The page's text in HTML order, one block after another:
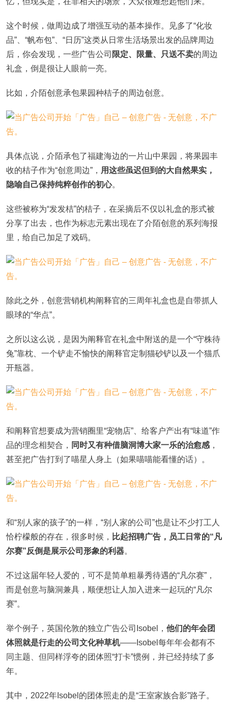
这个时候，做周边成了增强互动的基本操作。见多了“化妆
品”、“帆布包”、“日历”这类从日常生活场景出发的品牌周边
后，你会发现，一些广告公司 限定、限量、只送不卖的周边
礼盒，倒是很让人眼前一亮。
比如，介陌创意承包果园种桔子的周边创意。
具体点说，介陌承包了福建海边的一片山中果园，将果园丰
收的桔子作为“创意周边”， 用这些虽迟但到的大自然果实，
隐喻自己保持纯粹创作的初心。
这些被称为“发发桔”的桔子，在采摘后不仅以礼盒的形式被
分享了出去，也作为标志元素出现在了介陌创意的系列海报
里，给自己加足了戏码。
除此之外，创意营销机构阐释官的三周年礼盒也是自带抓人
眼球的“华点”。
之所以这么说，是因为阐释官在礼盒中附送的是一个“守株待
兔”靠枕、一个铲走不愉快的阐释官定制猫砂铲以及一个猫爪
开瓶器。
和阐释官想要成为营销圈里“宠物店”、给客户产出有“味道”作
品的理念相契合， 同时又有种借脑洞博大家一乐的治愈感 ，
甚至把广告打到了喵星人身上（如果喵喵能看懂的话）。
和“别人家的孩子”的一样，“别人家的公司”也是让不少打工人
恰柠檬般的存在，很多时候， 比起招聘广告，员工日常的“凡
尔赛”反倒是展示公司形象的利器。
不过这届年轻人爱的，可不是简单粗暴秀待遇的“凡尔赛”，
而是创意与脑洞兼具，顺便想让人加入进来一起玩的“凡尔
赛”。
举个例子，英国伦敦的独立广告公司Isobel， 他们的年会团
体照就是行走的公司文化种草机——Isobel每年年会都有不
同主题、但同样浮夸的团体照“打卡”惯例，并已经持续了多
年。
其中，2022年Isobel的团体照走的是“王室家族合影”路子。